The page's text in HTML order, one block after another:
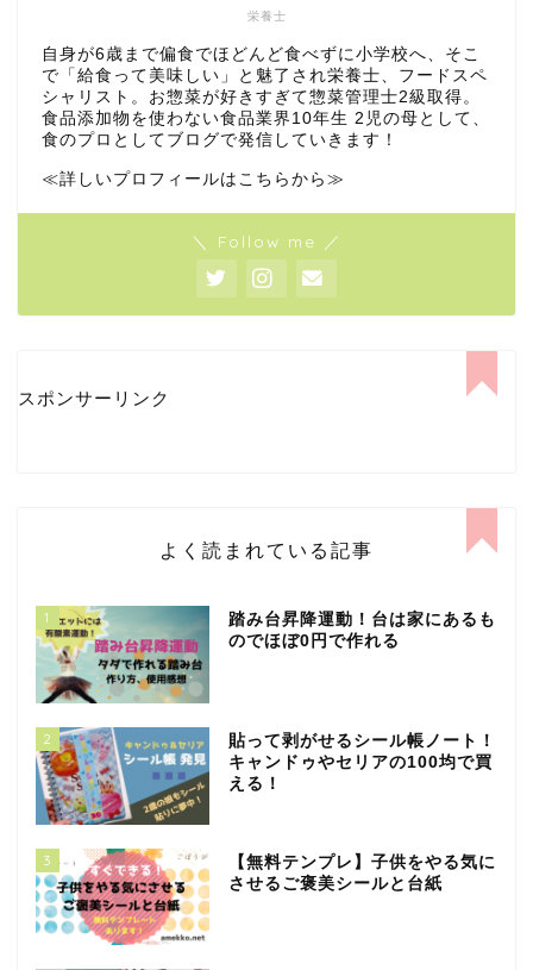
栄養士
自身が6歳まで偏食でほどんど食べずに小学校へ、そこ
で「給食って美味しい」と魅了され栄養士、フードスペ
シャリスト。お惣菜が好きすぎて惣菜管理士2級取得。
食品添加物を使わない食品業界10年生 2児の母として、
食のプロとしてブログで発信していきます！
≪詳しいプロフィールはこちらから≫
＼ Follow me ／
スポンサーリンク
よく読まれている記事
1
踏み台昇降運動！台は家にあるも
のでほぼ0円で作れる
2
貼って剥がせるシール帳ノート！
キャンドゥやセリアの100均で買
える！
3
【無料テンプレ】子供をやる気に
させるご褒美シールと台紙